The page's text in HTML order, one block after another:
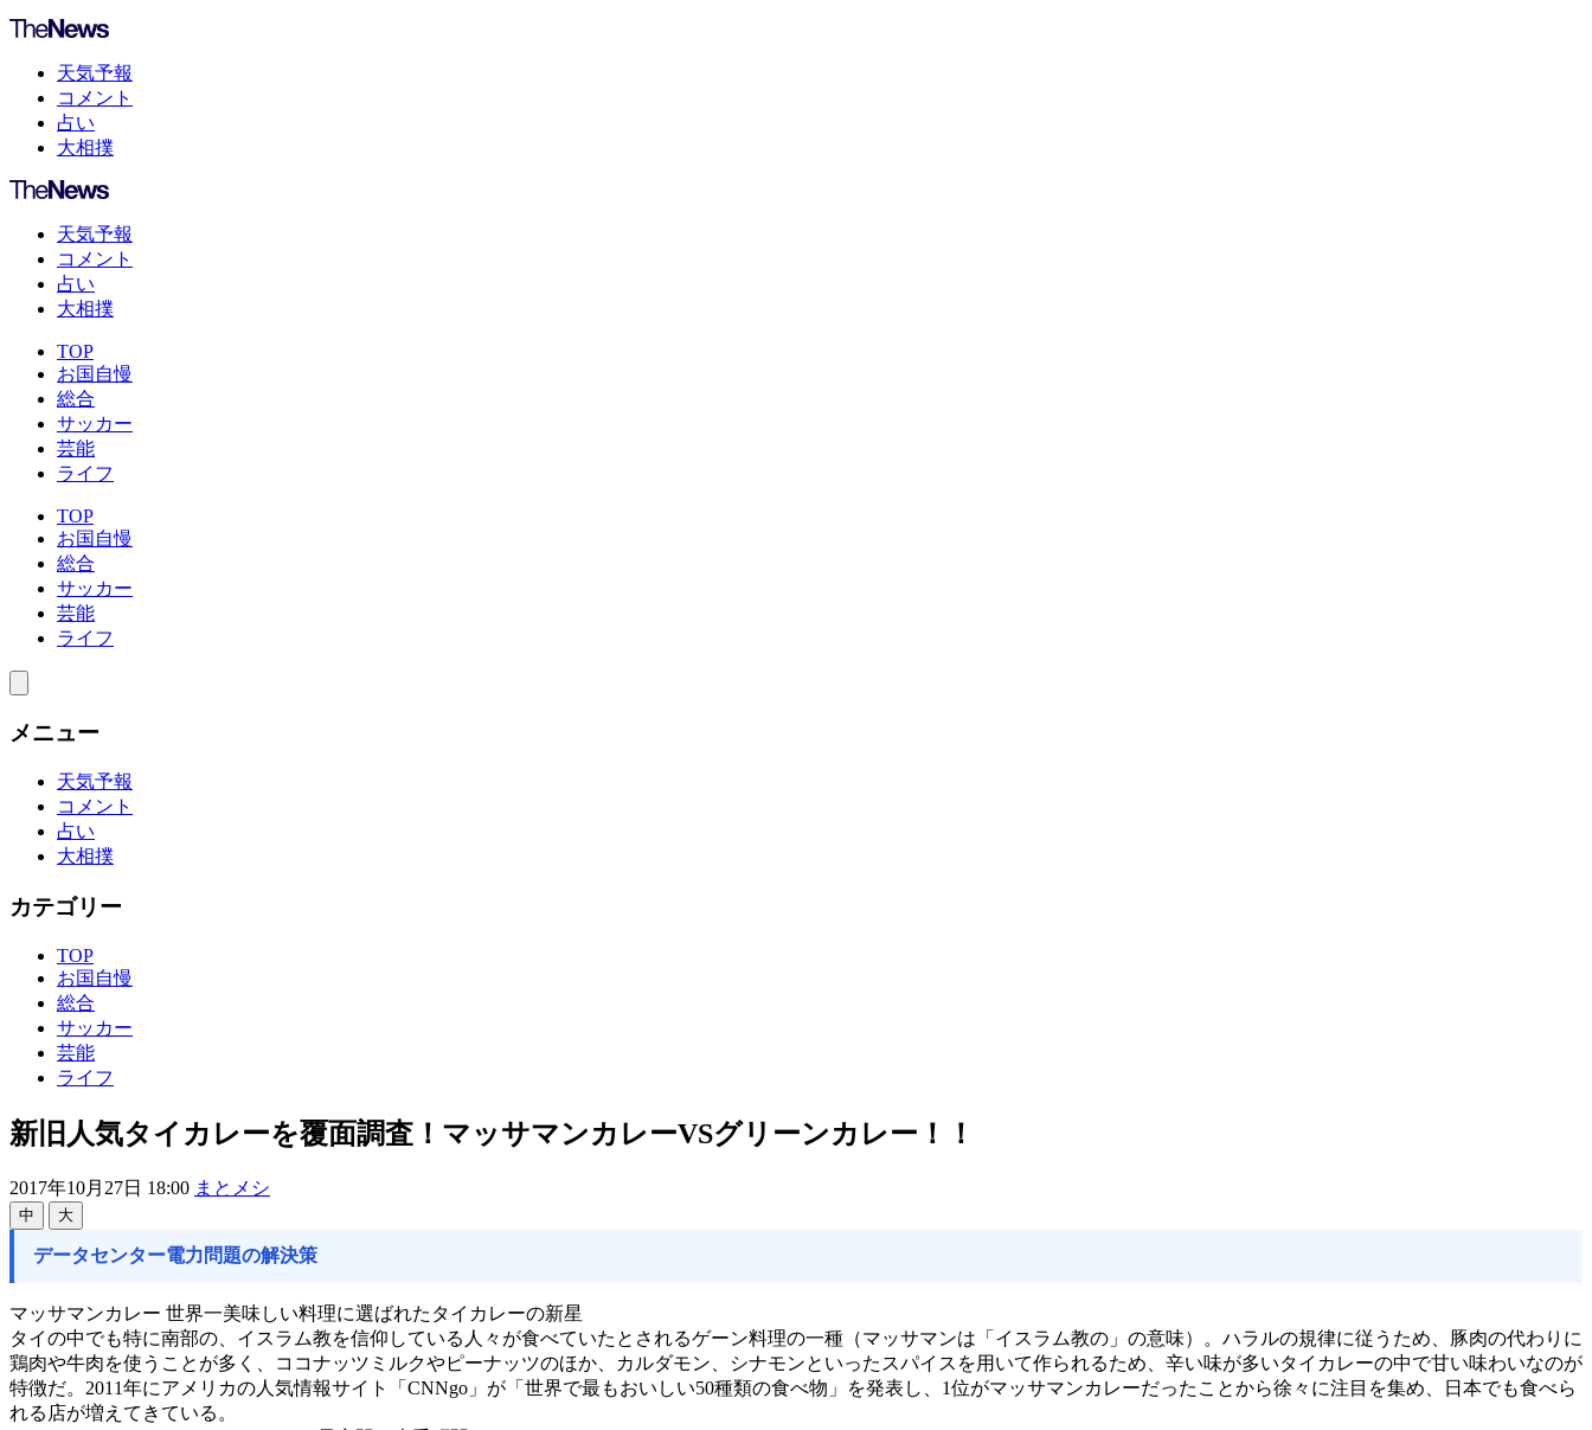
天気予報
コメント
占い
大相撲
天気予報
コメント
占い
大相撲
TOP
お国自慢
総合
サッカー
芸能
ライフ
TOP
お国自慢
総合
サッカー
芸能
ライフ
メニュー
天気予報
コメント
占い
大相撲
カテゴリー
TOP
お国自慢
総合
サッカー
芸能
ライフ
新旧人気タイカレーを覆面調査！マッサマンカレーVSグリーンカレー！！
2017年10月27日 18:00 まとメシ
中 大
データセンター電力問題の解決策
マッサマンカレー 世界一美味しい料理に選ばれたタイカレーの新星
タイの中でも特に南部の、イスラム教を信仰している人々が食べていたとされるゲーン料理の一種（マッサマンは「イスラム教の」の意味）。ハラルの規律に従うため、豚肉の代わりに
鶏肉や牛肉を使うことが多く、ココナッツミルクやピーナッツのほか、カルダモン、シナモンといったスパイスを用いて作られるため、辛い味が多いタイカレーの中で甘い味わいなのが
特徴だ。2011年にアメリカの人気情報サイト「CNNgo」が「世界で最もおいしい50種類の食べ物」を発表し、1位がマッサマンカレーだったことから徐々に注目を集め、日本でも食べら
れる店が増えてきている。